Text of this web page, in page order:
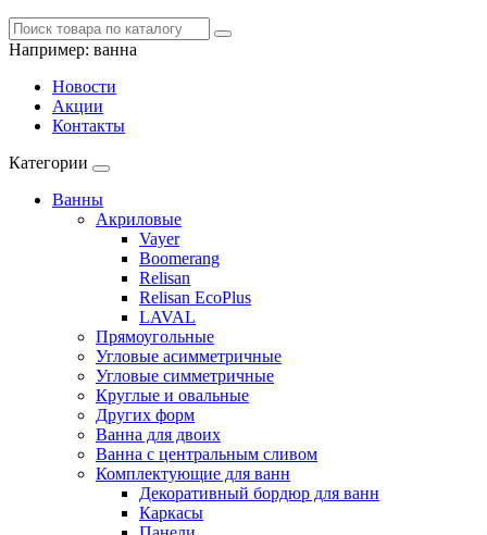
Например: ванна
Новости
Акции
Контакты
Категории
Ванны
Акриловые
Vayer
Boomerang
Relisan
Relisan EcoPlus
LAVAL
Прямоугольные
Угловые асимметричные
Угловые симметричные
Круглые и овальные
Других форм
Ванна для двоих
Ванна с центральным сливом
Комплектующие для ванн
Декоративный бордюр для ванн
Каркасы